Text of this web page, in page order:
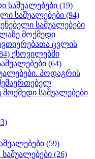
საშუალებები (19)
საშუალებები (94)
საშუალებები
მოქმედი
ცვლის
ქსოვილებში
(64)
პოდაგრის
საშუალებები
(59)
(26)